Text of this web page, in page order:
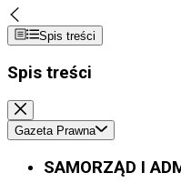
Spis treści
Spis treści
Gazeta Prawna
SAMORZĄD I